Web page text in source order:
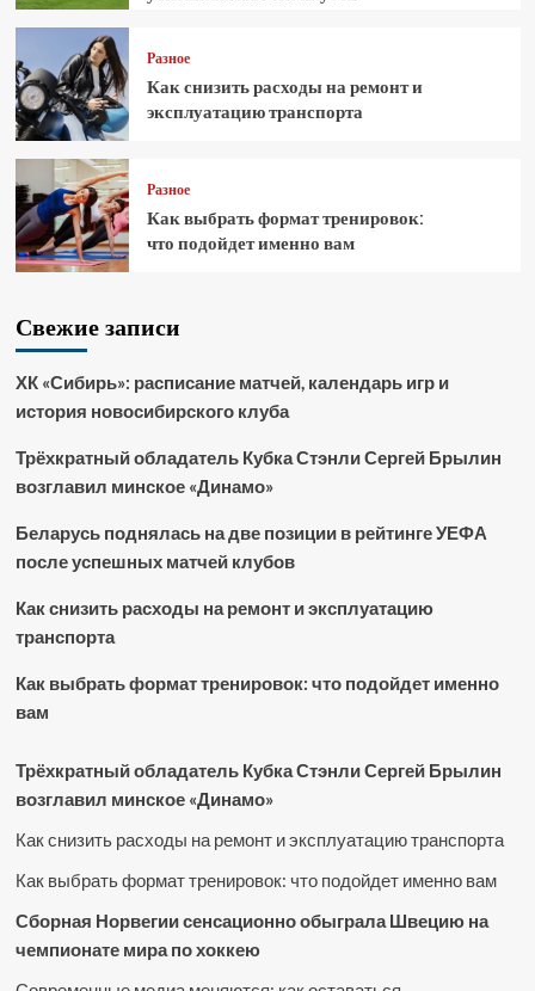
Разное
Как снизить расходы на ремонт и
эксплуатацию транспорта
Разное
Как выбрать формат тренировок:
что подойдет именно вам
Свежие записи
ХК «Сибирь»: расписание матчей, календарь игр и
история новосибирского клуба
Трёхкратный обладатель Кубка Стэнли Сергей Брылин
возглавил минское «Динамо»
Беларусь поднялась на две позиции в рейтинге УЕФА
после успешных матчей клубов
Как снизить расходы на ремонт и эксплуатацию
транспорта
Как выбрать формат тренировок: что подойдет именно
вам
Трёхкратный обладатель Кубка Стэнли Сергей Брылин
возглавил минское «Динамо»
Как снизить расходы на ремонт и эксплуатацию транспорта
Как выбрать формат тренировок: что подойдет именно вам
Сборная Норвегии сенсационно обыграла Швецию на
чемпионате мира по хоккею